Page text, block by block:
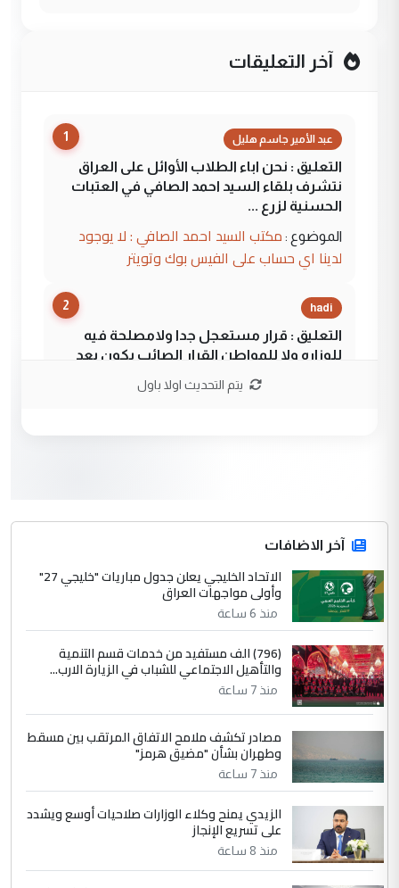
آخر التعليقات
1 عبد الأمير جاسم هليل
التعليق : نحن اباء الطلاب الأوائل على العراق
نتشرف بلقاء السيد احمد الصافي في العتبات
الحسنية لزرع ...
الموضوع : مكتب السيد احمد الصافي : لا يوجود
لدينا اي حساب على الفيس بوك وتويتر
2 hadi
التعليق : قرار مستعجل جدا ولامصلحة فيه
للوزاره ولا للمواطن القرار الصائب يكون بعد
جنسية الرافد الثالث للعراق ومن اصول عريقة
ابا فرات ...
الموضوع :
الجواهري يرد على صدام حسين سل
مضجعيك يابن الزنا (نص كامل)
سردار
التعليق : واحد من عصابة علي ماما يسقط
جنسية الرافد الثالث للعراق ومن اصول عريقة
ابا فرات ...
الجواهري يرد على صدام حسين سل
مضجعيك يابن الزنا (نص كامل)
5
التعليق : تحياتي لك استاذ حامدتركان. كلام
دقيق ومسؤول؛ فالاستثمار الحقيقي للإنسان
يتم التحديث اولا باول
آخر الاضافات
الاتحاد الخليجي يعلن جدول مباريات "خليجي 27"
وأولى مواجهات العراق
منذ 6 ساعة
(796) الف مستفيد من خدمات قسم التنمية
والتأهيل الاجتماعي للشباب في الزيارة الارب...
منذ 7 ساعة
مصادر تكشف ملامح الاتفاق المرتقب بين مسقط
وطهران بشأن "مضيق هرمز"
منذ 7 ساعة
الزيدي يمنح وكلاء الوزارات صلاحيات أوسع ويشدد
على تسريع الإنجاز
منذ 8 ساعة